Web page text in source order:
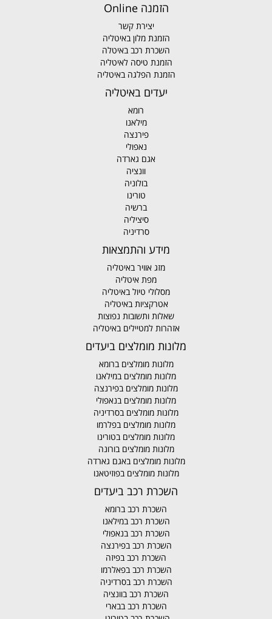
הזמנה Online
יצירת קשר
הזמנת מלון באיטליה
השכרת רכב באיטלה
הזמנת טיסה לאיטליה
הזמנת הפלגה באיטליה
יעדים באיטליה
רומא
מילאנו
פירנצה
נאפולי
אגם גארדה
וונציה
בולוניה
טורינו
ברשיה
סיציליה
סרדיניה
מידע והתמצאות
מזג אוויר באיטליה
מפת איטליה
מסלולי טיול באיטליה
אטרקציות באיטליה
שאלות ותשובות נפוצות
אזהרות למטיילים באיטליה
מלונות מומלצים ביעדים
מלונות מומלצים ברומא
מלונות מומלצים במילאנו
מלונות מומלצים בפירנצה
מלונות מומלצים בנאפולי
מלונות מומלצים בסרדיניה
מלונות מומלצים בפלרמו
מלונות מומלצים בטורינו
מלונות מומלצים בורונה
מלונות מומלצים באגם גארדה
מלונות מומלצים בפוזיטאנו
השכרת רכב ביעדים
השכרת רכב ברומא
השכרת רכב במילאנו
השכרת רכב בנאפולי
השכרת רכב בפירנצה
השכרת רכב בפיזה
השכרת רכב בפאלרמו
השכרת רכב בסרדיניה
השכרת רכב בוונציה
השכרת רכב בבארי